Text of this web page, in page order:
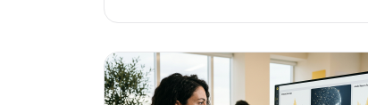
automatica integrati.